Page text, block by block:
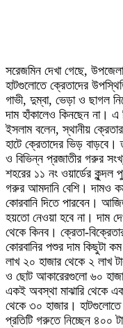
সরেজমিন দেখা গেছে,
হাটগুলোতে ক্রেতাদের
গাভী, দুম্বা, ভেড়া ও ছাগল
দাম হাঁকালেও কিনছেন না।
ইসলাম বলেন, স্থানীয়
হাটে ক্রেতাদের ভিড় বাড়বে।
ও বিভিন্ন প্রজাতীর গরুর
শহরের ১১ নং ওয়ার্ডের কুন্দল
গরুর আমদানি বেশি। দামও
কোরবানি দিতে পারবেন।
হয়তো নেওয়া হবে না। দাম
থেকে কিনব। ক্রেতা-
কোরবানির পশুর দাম কিছুটা
লাখ ২০ হাজার থেকে ২ লাখ
ও ছোট আকারেরগুলো ৬০
একই অবস্থা মাঝারি থেকে
থেকে ৩০ হাজার। হাটগুলোতে
প্রতিটি গরুতে নিচ্ছেন ৪০০